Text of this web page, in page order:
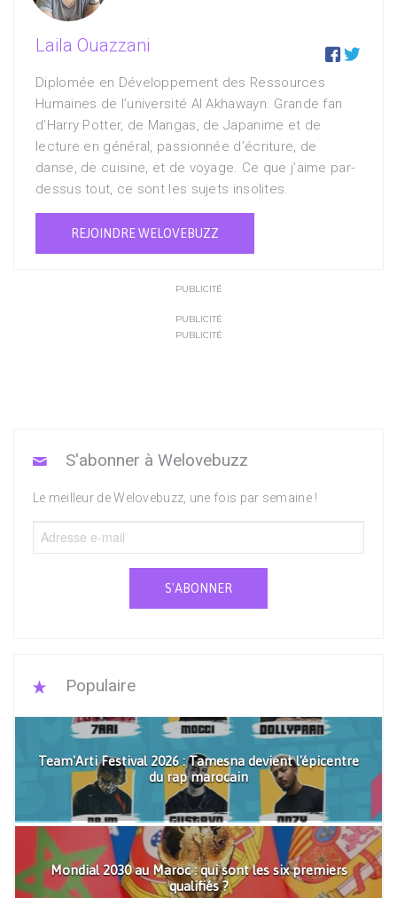
Laila Ouazzani 

Diplomée en Développement des Ressources
Humaines de l’université Al Akhawayn. Grande fan
d’Harry Potter, de Mangas, de Japanime et de
lecture en général, passionnée d’écriture, de
danse, de cuisine, et de voyage. Ce que j’aime par-
dessus tout, ce sont les sujets insolites.
REJOINDRE WELOVEBUZZ
PUBLICITÉ
PUBLICITÉ
PUBLICITÉ
S'abonner à Welovebuzz
Le meilleur de Welovebuzz, une fois par semaine !
S'ABONNER
Populaire
Team'Arti Festival 2026 : Tamesna devient l'épicentre
du rap marocain
Mondial 2030 au Maroc : qui sont les six premiers
qualifiés ?